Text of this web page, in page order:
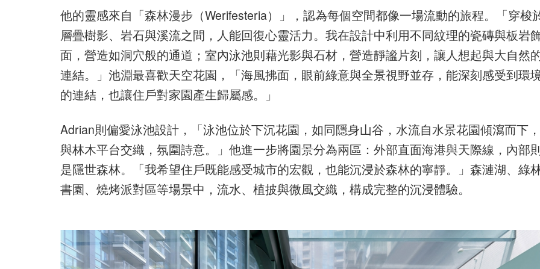
他的靈感來自「森林漫步（Werifesteria）」，認為每個空間都像一場流動的旅程。「穿梭
層疊樹影、岩石與溪流之間，人能回復心靈活力。我在設計中利用不同紋理的瓷磚與板岩
面，營造如洞穴般的通道；室內泳池則藉光影與石材，營造靜謐片刻，讓人想起與大自然
連結。」池淵最喜歡天空花園，「海風拂面，眼前綠意與全景視野並存，能深刻感受到環
的連結，也讓住戶對家園產生歸屬感。」
Adrian則偏愛泳池設計，「泳池位於下沉花園，如同隱身山谷，水流自水景花園傾瀉而下，
與林木平台交織，氛圍詩意。」他進一步將園景分為兩區：外部直面海港與天際線，內部
是隱世森林。「我希望住戶既能感受城市的宏觀，也能沉浸於森林的寧靜。」森漣湖、綠
書園、燒烤派對區等場景中，流水、植披與微風交織，構成完整的沉浸體驗。